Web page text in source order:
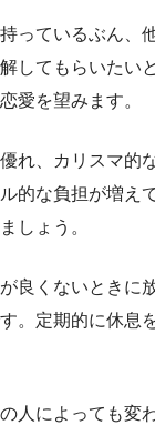
っているぶん、
してもらいたい
愛を望みます。
れ、カリスマ的
的な負担が増え
しょう。
良くないときに
。定期的に休息
人によっても変